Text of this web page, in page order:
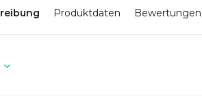
Produktdaten Bewertungen